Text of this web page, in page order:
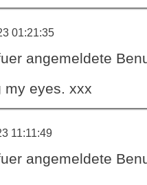
01:21:35
angemeldete
my eyes. xxx
11:11:49
angemeldete